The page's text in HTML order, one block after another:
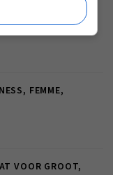
ZET VOLGENDE
FEMME,
VOOR GROOT,